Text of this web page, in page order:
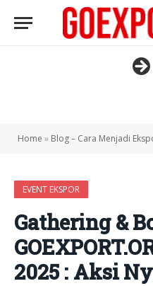
Home » Blog – Cara Menjadi
EVENT EKSPOR
Gathering &
2025 : Aksi